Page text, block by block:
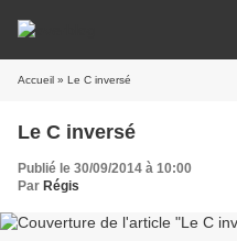
Accueil » Le C inversé
Le C inversé
Publié le 30/09/2014 à 10:00
Par Régis